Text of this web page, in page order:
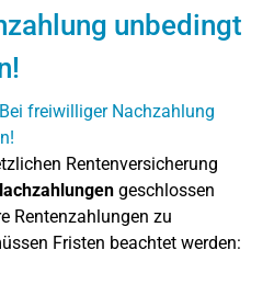
unbedingt
Rentenversicherung
geschlossen
Rentenzahlungen zu
Fristen beachtet werden: